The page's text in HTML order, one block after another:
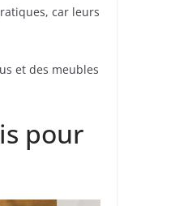
car leurs
et des meubles
pour